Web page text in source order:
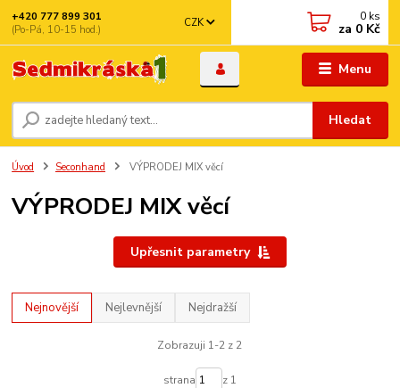
Menu
CZK
Hledat
+420 777 899 301
(Po-Pá, 10-15 hod.)
0 ks
za 0 Kč
Úvod Seconhand VÝPRODEJ MIX věcí
VÝPRODEJ MIX věcí
Upřesnit parametry
Nejnovější Nejlevnější Nejdražší
Zobrazuji 1-2 z 2
strana z 1